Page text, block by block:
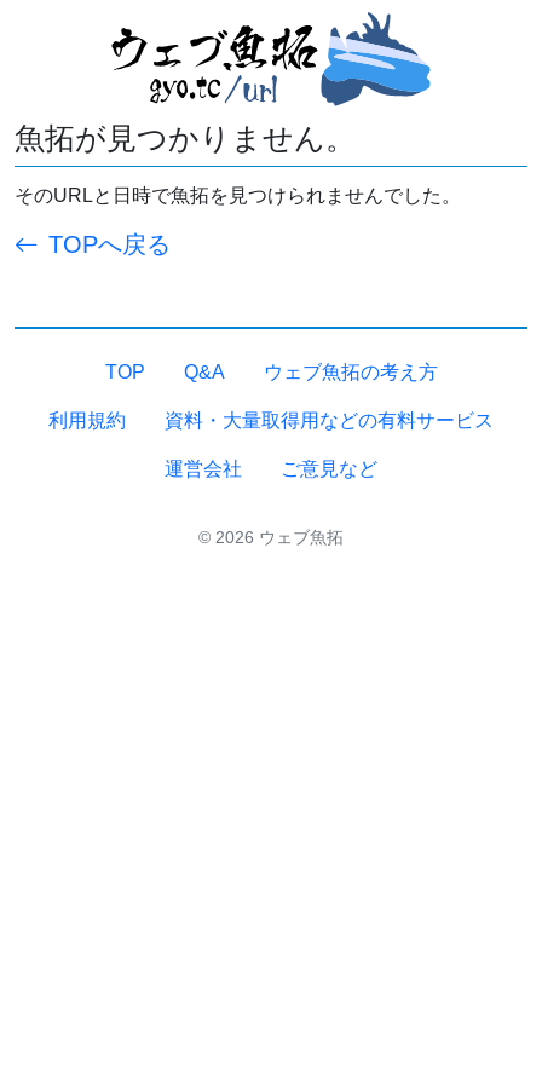
魚拓が見つかりません。
そのURLと日時で魚拓を見つけられませんでした。
TOPへ戻る
TOP Q&A ウェブ魚拓の考え方
利用規約 資料・大量取得用などの有料サービス
運営会社 ご意見など
© 2026 ウェブ魚拓